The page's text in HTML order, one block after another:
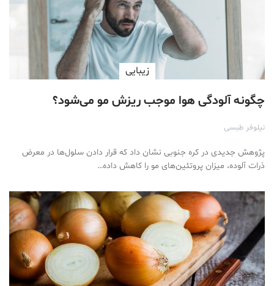
زیبایی
چگونه آلودگی هوا موجب ریزش مو می‌شود؟
نیلوفر طبسی
پژوهش جدیدی در کره جنوبی نشان داد که قرار دادن سلول‌ها در معرض
ذرات آلوده، میزان پروتئین‌های مو را کاهش داده…